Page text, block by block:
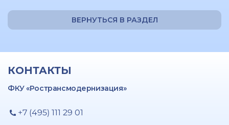
ВЕРНУТЬСЯ В РАЗДЕЛ
КОНТАКТЫ
ФКУ «Ространсмодернизация»
+7 (495) 111 29 01